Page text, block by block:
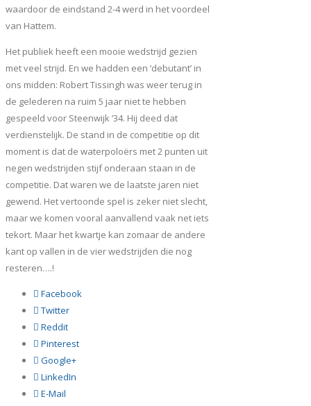
waardoor de eindstand 2-4 werd in het voordeel
van Hattem.
Het publiek heeft een mooie wedstrijd gezien
met veel strijd. En we hadden een ‘debutant’ in
ons midden: Robert Tissingh was weer terug in
de gelederen na ruim 5 jaar niet te hebben
gespeeld voor Steenwijk ’34. Hij deed dat
verdienstelijk. De stand in de competitie op dit
moment is dat de waterpoloërs met 2 punten uit
negen wedstrijden stijf onderaan staan in de
competitie. Dat waren we de laatste jaren niet
gewend. Het vertoonde spel is zeker niet slecht,
maar we komen vooral aanvallend vaak net iets
tekort. Maar het kwartje kan zomaar de andere
kant op vallen in de vier wedstrijden die nog
resteren….!
Facebook
Twitter
Reddit
Pinterest
Google+
LinkedIn
E-Mail